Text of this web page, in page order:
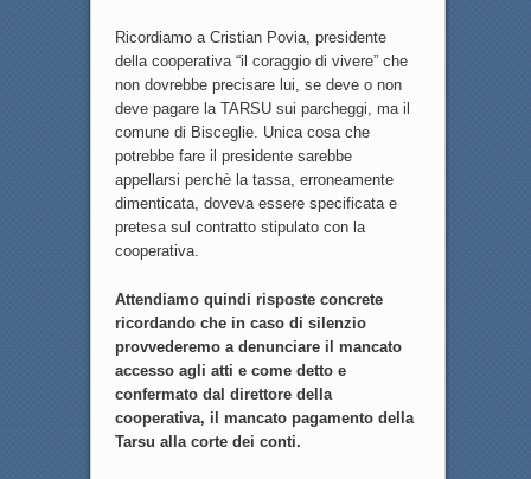
Ricordiamo a Cristian Povia, presidente
della cooperativa “il coraggio di vivere” che
non dovrebbe precisare lui, se deve o non
deve pagare la TARSU sui parcheggi, ma il
comune di Bisceglie. Unica cosa che
potrebbe fare il presidente sarebbe
appellarsi perchè la tassa, erroneamente
dimenticata, doveva essere specificata e
pretesa sul contratto stipulato con la
cooperativa.
Attendiamo quindi risposte concrete
ricordando che in caso di silenzio
provvederemo a denunciare il mancato
accesso agli atti e come detto e
confermato dal direttore della
cooperativa, il mancato pagamento della
Tarsu alla corte dei conti.